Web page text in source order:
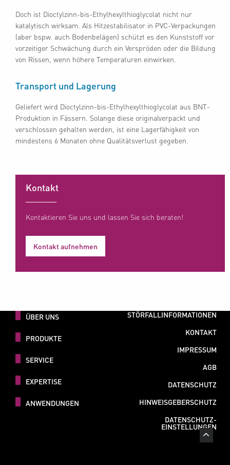
Doch ist Dioctylzinn-bis-Ethylhexylthioglycolat nicht nur
katalytisch wirksam. Als Hitzestabilisator in PVC-Verpackungen
(aber bspw. auch Bodenbelägen) schützt es den Kunststoff vor
vorzeitiger Schwächung durch ein Verspröden oder die Bildung
von Rissen, wenn höhere Temperaturen einwirken.
Transport und Lagerung
Geliefert wird Dioctylzinn-bis-Ethylhexylthioglycolat aus BNT-
Produktion in Fässern. Solange diese originalverpackt und
verschlossen gehalten werden, ist eine Lagerfähigkeit von
mindestens 6 Monaten ohne Qualitätsverlust gegeben.
Kontakt
Kontaktieren Sie uns und lassen Sie sich beraten!
Kontakt aufnehmen
ÜBER UNS
PRODUKTE
SERVICE
EXPERTISE
ANWENDUNGEN
STÖRFALLINFORMATIONEN
KONTAKT
IMPRESSUM
AGB
DATENSCHUTZ
HINWEISGEBERSCHUTZ
DATENSCHUTZ-
EINSTELLUNGEN